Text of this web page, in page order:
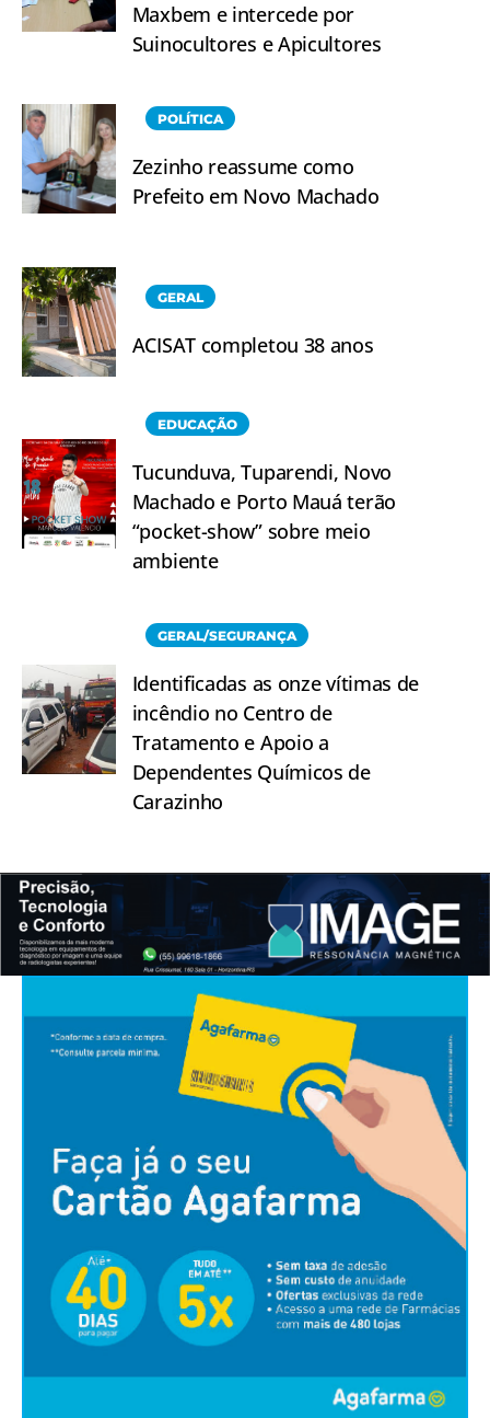
Maxbem e intercede por
Suinocultores e Apicultores
POLÍTICA
Zezinho reassume como
Prefeito em Novo Machado
GERAL
ACISAT completou 38 anos
EDUCAÇÃO
Tucunduva, Tuparendi, Novo
Machado e Porto Mauá terão
“pocket-show” sobre meio
ambiente
GERAL/SEGURANÇA
Identificadas as onze vítimas de
incêndio no Centro de
Tratamento e Apoio a
Dependentes Químicos de
Carazinho